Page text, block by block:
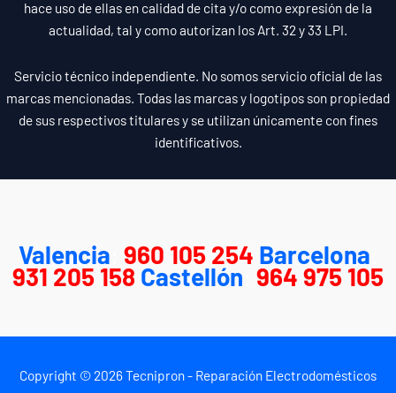
hace uso de ellas en calidad de cita y/o como expresión de la
actualidad, tal y como autorizan los Art. 32 y 33 LPI.
Servicio técnico independiente. No somos servicio oficial de las
marcas mencionadas. Todas las marcas y logotipos son propiedad
de sus respectivos titulares y se utilizan únicamente con fines
identificativos.
Valencia 960 105 254 Barcelona
931 205 158 Castellón 964 975 105
Copyright © 2026 Tecnipron - Reparación Electrodomésticos